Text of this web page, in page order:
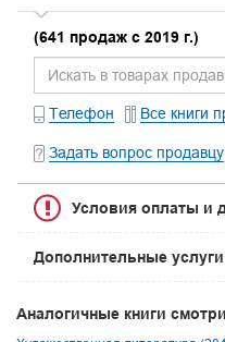
(641 продаж с 2019 г.)
Телефон Все книги
Задать вопрос продавцу
Условия оплаты и
Дополнительные
Аналогичные книги